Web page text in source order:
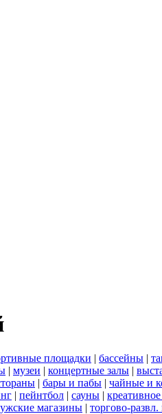
площадки | бассейны |
| музеи | концертные залы |
| бары и пабы | чайные и
| пейнтбол | сауны |
магазины | торгово-